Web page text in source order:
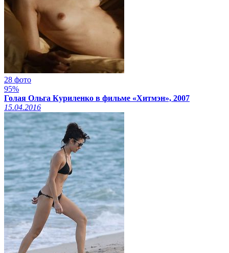
28 фото
95%
Голая Ольга Куриленко в фильме «Хитмэн», 2007
15.04.2016